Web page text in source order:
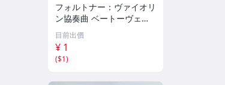
フォルトナー：ヴァイオリ
ン協奏曲 ベートーヴェ
ン：ヴァイオリン協奏曲
ゲルハルト・タシュナー D
G Archive 133
目前出價
¥ 1
($1)